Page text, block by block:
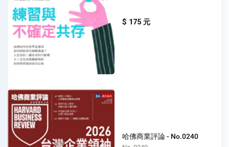
$ 175 元
哈佛商業評論 - No.0240